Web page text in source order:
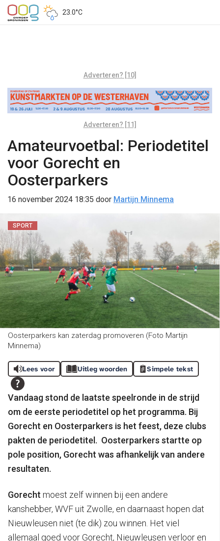
23.0°C
Adverteren? [10]
Adverteren? [11]
Amateurvoetbal: Periodetitel
voor Gorecht en
Oosterparkers
16 november 2024 18:35 door Martijn Minnema
SPORT
Oosterparkers kan zaterdag promoveren (Foto Martijn
Minnema)
Lees voor Uitleg woorden Simpele tekst
Vandaag stond de laatste speelronde in de strijd
om de eerste periodetitel op het programma. Bij
Gorecht en Oosterparkers is het feest, deze clubs
pakten de periodetitel. Oosterparkers startte op
pole position, Gorecht was afhankelijk van andere
resultaten.
Gorecht moest zelf winnen bij een andere
kanshebber, WVF uit Zwolle, en daarnaast hopen dat
Nieuwleusen niet (te dik) zou winnen. Het viel
allemaal goed voor Gorecht, Nieuwleusen verloor en